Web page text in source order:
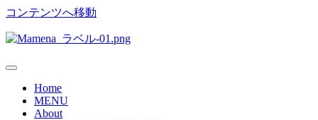
コンテンツへ移動
Home
MENU
About